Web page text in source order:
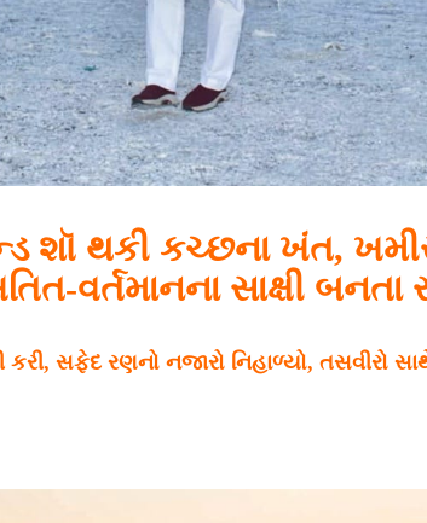
શૉ થકી કચ્છના ખંત,
વર્તમાનના સાક્ષી બનતા
સફેદ રણનો નજારો નિહાળ્યો, તસવીરો